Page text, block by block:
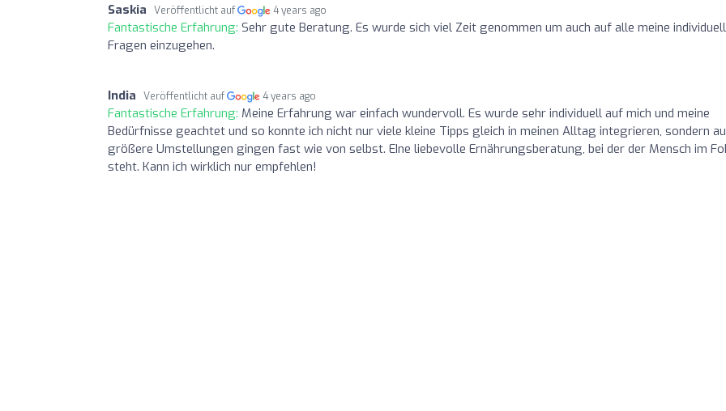
Saskia Veröffentlicht auf 4 years ago
Fantastische Erfahrung: Sehr gute Beratung. Es wurde sich viel Zeit genommen um auch auf alle meine
Fragen einzugehen.
India Veröffentlicht auf 4 years ago
Fantastische Erfahrung: Meine Erfahrung war einfach wundervoll. Es wurde sehr individuell auf mich und meine
Bedürfnisse geachtet und so konnte ich nicht nur viele kleine Tipps gleich in meinen Alltag integrieren, sondern
größere Umstellungen gingen fast wie von selbst. EIne liebevolle Ernährungsberatung, bei der der Mensch im
steht. Kann ich wirklich nur empfehlen!